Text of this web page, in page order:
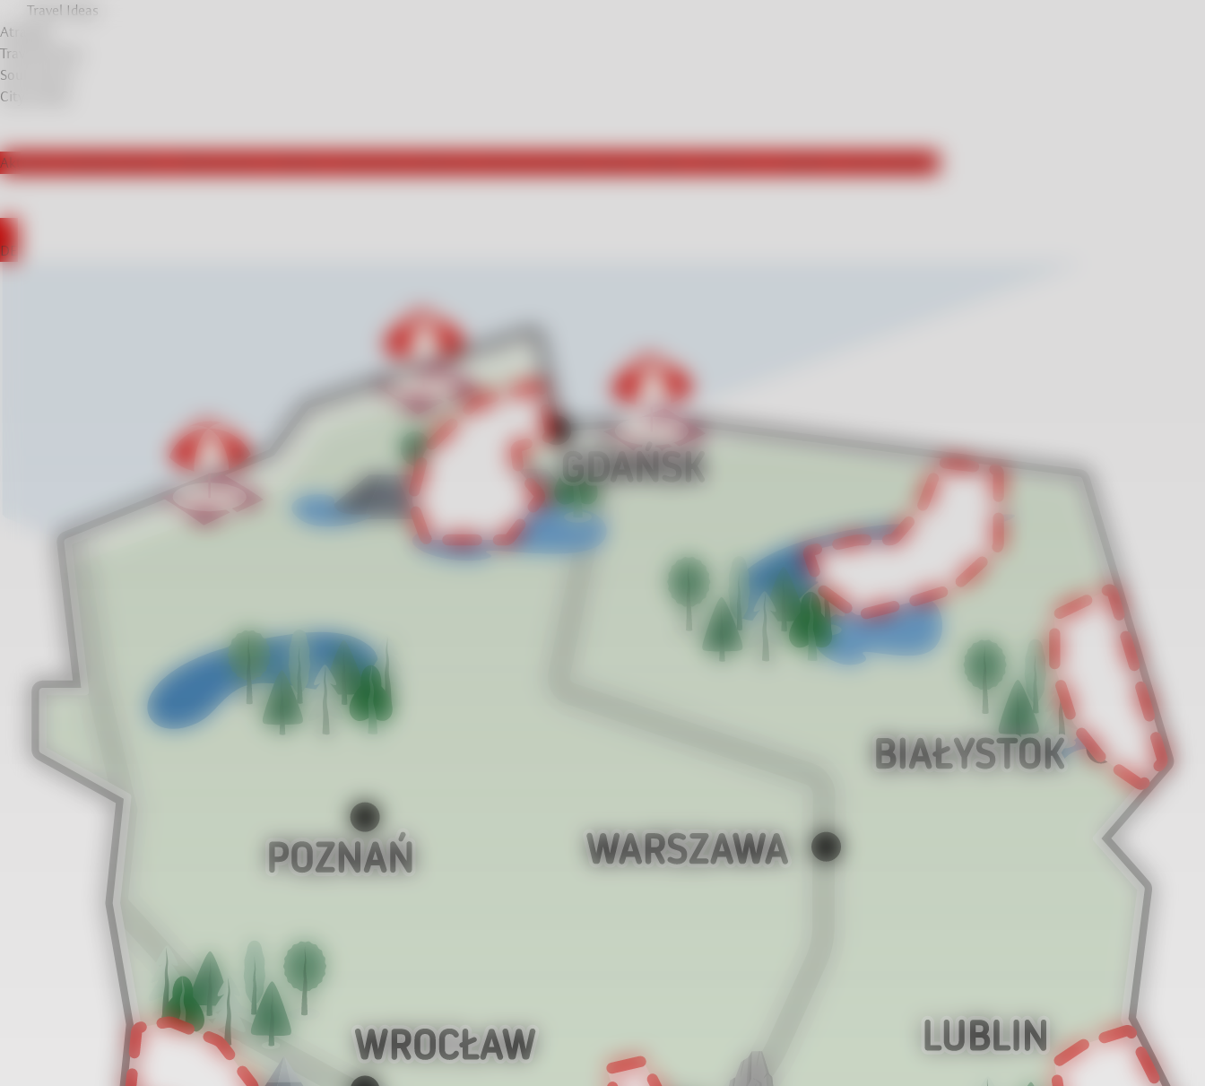
Travel Ideas
Atrakcje
Travel Stories
Soul Stories
City breaks
Aktywnie współpracujemy z influencerami z Niemiec. Przecieramy szlaki tym, którzy poszukują czegoś nowego. Zobaczcie, co napisali o swoim pobycie!
EN
DE